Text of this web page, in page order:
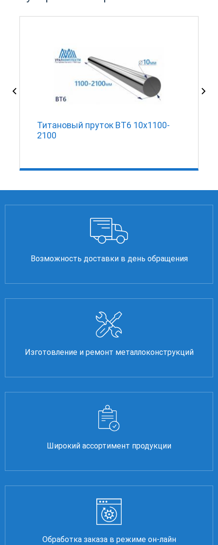
Титановый пруток ВТ6 10х1100-
2100
Возможность доставки в день обращения
Изготовление и ремонт металлоконструкций
Широкий ассортимент продукции
Обработка заказа в режиме он-лайн